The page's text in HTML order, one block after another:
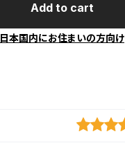
Add to cart
日本国内にお住まいの方向け